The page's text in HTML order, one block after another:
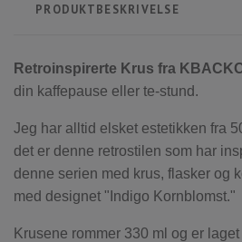
PRODUKTBESKRIVELSE
Retroinspirerte Krus fra
din kaffepause eller te-stund.
Jeg har alltid elsket estetikken fra
det er denne retrostilen som har
denne serien med krus, flasker og
med designet "Indigo Kornblomst."
Krusene rommer 330 ml og er